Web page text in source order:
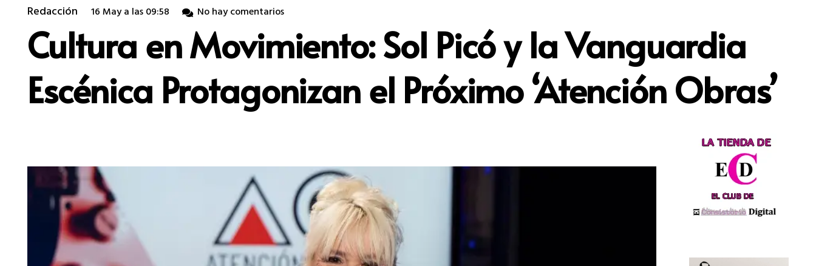
Redacción 16 May a las 09:58 No hay comentarios
Cultura en Movimiento: Sol Picó y la Vanguardia
Escénica Protagonizan el Próximo ‘Atención Obras’